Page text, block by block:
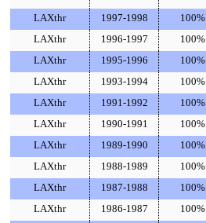
LAXthr 1997-1998 100%
LAXthr 1996-1997 100%
LAXthr 1995-1996 100%
LAXthr 1993-1994 100%
LAXthr 1991-1992 100%
LAXthr 1990-1991 100%
LAXthr 1989-1990 100%
LAXthr 1988-1989 100%
LAXthr 1987-1988 100%
LAXthr 1986-1987 100%